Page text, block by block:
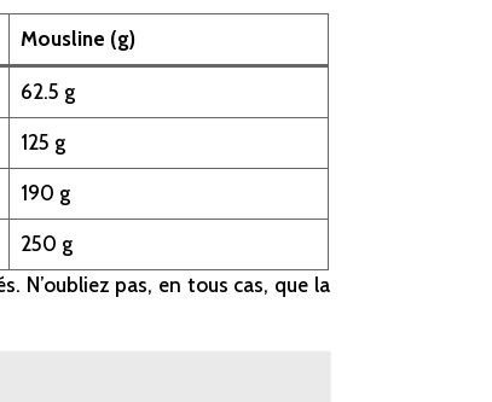
Mousline (g)
62.5 g
125 g
190 g
250 g
N’oubliez pas, en tous cas, que la